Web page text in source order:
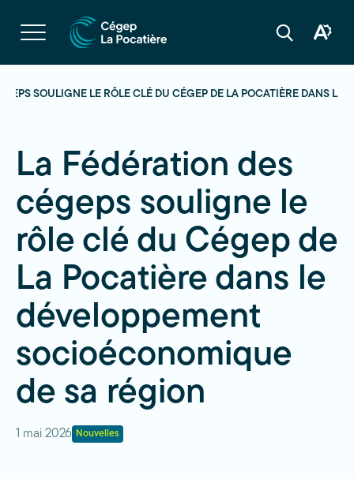
Ouvrir
la
navigation
Ouvrir
Ouvrir
SOULIGNE LE RÔLE CLÉ DU CÉGEP DE LA POCATIÈRE DANS
La Fédération des
cégeps souligne le
rôle clé du Cégep de
La Pocatière dans le
développement
socioéconomique
de sa région
1 mai 2026 Nouvelles